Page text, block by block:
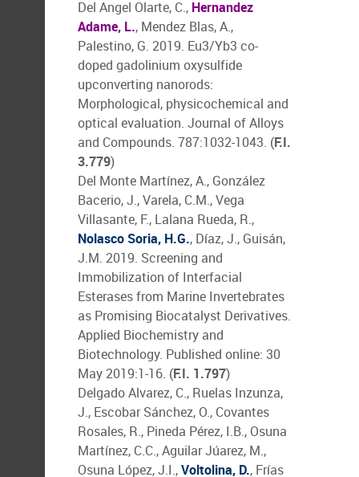
Del Angel Olarte, C., Hernandez
Adame, L., Mendez Blas, A.,
Palestino, G. 2019. Eu3/Yb3 co-
doped gadolinium oxysulfide
upconverting nanorods:
Morphological, physicochemical and
optical evaluation. Journal of Alloys
and Compounds. 787:1032-1043. (F.I.
3.779)
Del Monte Martínez, A., González
Bacerio, J., Varela, C.M., Vega
Villasante, F., Lalana Rueda, R.,
Nolasco Soria, H.G., Díaz, J., Guisán,
J.M. 2019. Screening and
Immobilization of Interfacial
Esterases from Marine Invertebrates
as Promising Biocatalyst Derivatives.
Applied Biochemistry and
Biotechnology. Published online: 30
May 2019:1-16. (F.I. 1.797)
Delgado Alvarez, C., Ruelas Inzunza,
J., Escobar Sánchez, O., Covantes
Rosales, R., Pineda Pérez, I.B., Osuna
Martínez, C.C., Aguilar Júarez, M.,
Osuna López, J.I.,Voltolina, D., Frías